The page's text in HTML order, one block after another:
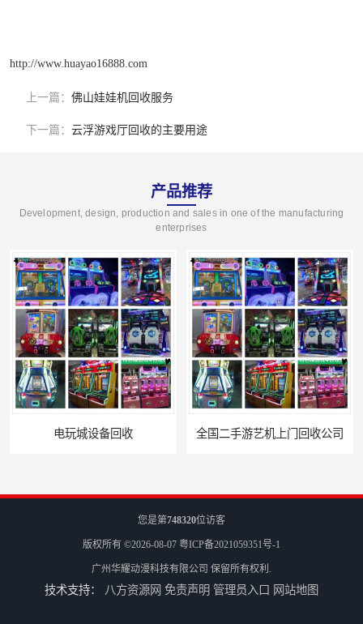
http://www.huayao16888.com
上一篇： 佛山娃娃机回收服务
下一篇： 云浮游戏厅回收的主要用途
产品推荐
Development, design, production and sales in one of the manufacturing
enterprises
电玩城设备回收 全国二手游艺机上门回收公司
您是第748320位访客
版权所有 ©2026-08-07 粤ICP备2021059351号-1
广州华耀动漫科技有限公司 保留所有权利.
技术支持： 八方资源网 免责声明 管理员入口 网站地图